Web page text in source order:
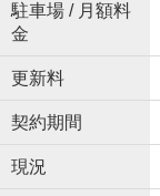
駐車場 / 月額料
金
更新料
契約期間
現況